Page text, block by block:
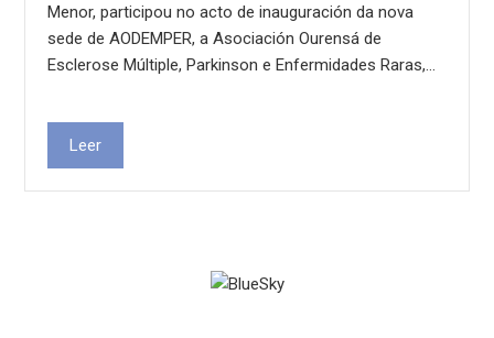
Menor, participou no acto de inauguración da nova
sede de AODEMPER, a Asociación Ourensá de
Esclerose Múltiple, Parkinson e Enfermidades Raras,…
Leer